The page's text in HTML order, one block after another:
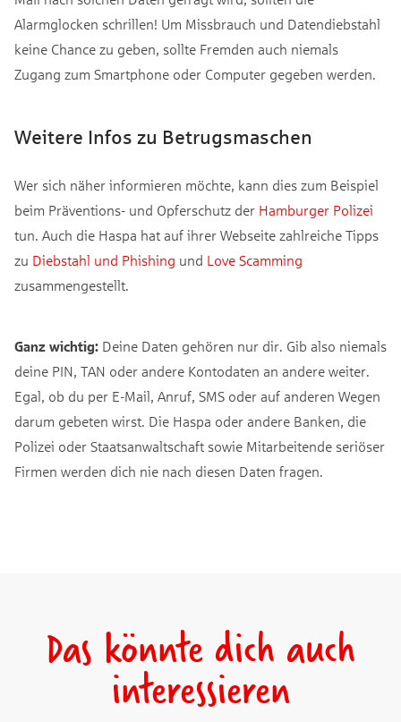
Alarmglocken schrillen! Um Missbrauch und Datendiebstahl
keine Chance zu geben, sollte Fremden auch niemals
Zugang zum Smartphone oder Computer gegeben werden.
Weitere Infos zu Betrugsmaschen
Wer sich näher informieren möchte, kann dies zum Beispiel
beim Präventions- und Opferschutz der Hamburger Polizei
tun. Auch die Haspa hat auf ihrer Webseite zahlreiche Tipps
zu Diebstahl und Phishing und Love Scamming
zusammengestellt.
Ganz wichtig: Deine Daten gehören nur dir. Gib also niemals
deine PIN, TAN oder andere Kontodaten an andere weiter.
Egal, ob du per E-Mail, Anruf, SMS oder auf anderen Wegen
darum gebeten wirst. Die Haspa oder andere Banken, die
Polizei oder Staatsanwaltschaft sowie Mitarbeitende seriöser
Firmen werden dich nie nach diesen Daten fragen.
Das könnte dich auch
interessieren